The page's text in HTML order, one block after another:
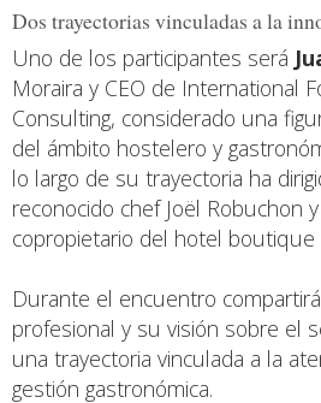
Dos trayectorias vinculadas a la
Uno de los participantes será
Moraira y CEO de International
Consulting, considerado una
del ámbito hostelero y
lo largo de su trayectoria ha
reconocido chef Joël Robuchon
copropietario del hotel boutique
Durante el encuentro
profesional y su visión sobre el
una trayectoria vinculada a la
gestión gastronómica.